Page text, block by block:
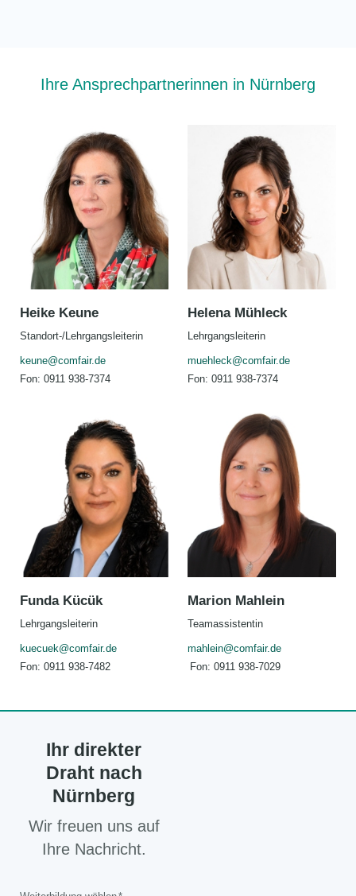
Ihre Ansprechpartnerinnen in Nürnberg
Heike Keune
Standort-/Lehrgangsleiterin
keune@comfair.de
Fon: 0911 938-7374
Helena Mühleck
Lehrgangsleiterin
muehleck@comfair.de
Fon: 0911 938-7374
Funda Kücük
Lehrgangsleiterin
kuecuek@comfair.de
Fon: 0911 938-7482
Marion Mahlein
Teamassistentin
mahlein@comfair.de
Fon: 0911 938-7029
Ihr direkter
Draht nach
Nürnberg
Wir freuen uns auf
Ihre Nachricht.